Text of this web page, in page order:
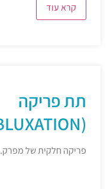
קרא עוד
תת פריקה
(SUBLUXATION)
פריקה חלקית של מפרק.